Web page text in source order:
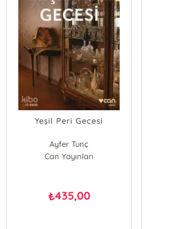
Yeşil Peri Gecesi
Ayfer Tunç
Can Yayınları
₺435,00